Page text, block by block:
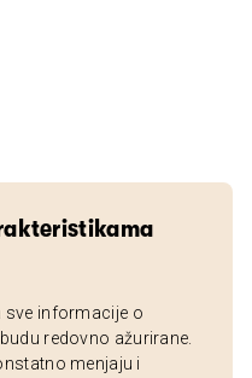
sve informacije o
redovno ažurirane.
menjaju i